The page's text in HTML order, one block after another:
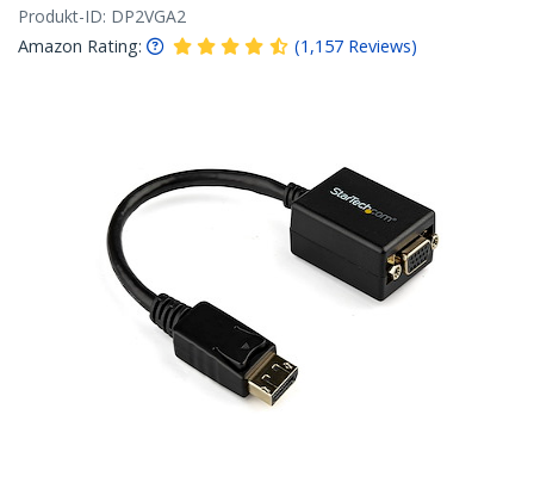
Produkt-ID: DP2VGA2
Amazon Rating:
(1,157 Reviews)